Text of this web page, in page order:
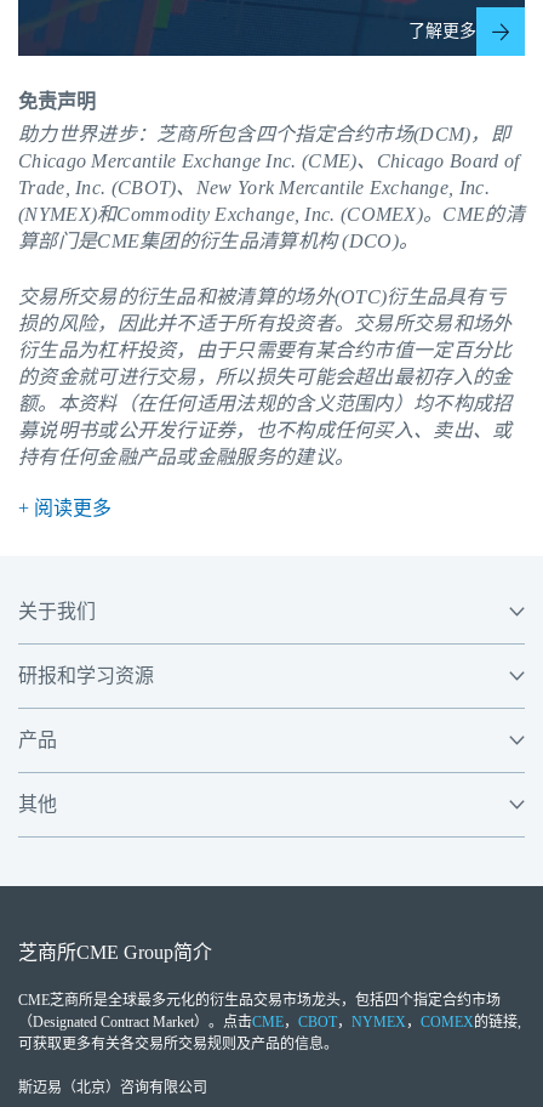
了解更多
免责声明
助力世界进步：芝商所包含四个指定合约市场(DCM)，即
Chicago Mercantile Exchange Inc. (CME)、Chicago Board of
Trade, Inc. (CBOT)、New York Mercantile Exchange, Inc.
(NYMEX)和Commodity Exchange, Inc. (COMEX)。 CME的清
算部门是CME集团的衍生品清算机构 (DCO)。
交易所交易的衍生品和被清算的场外(OTC)衍生品具有亏
损的风险，因此并不适于所有投资者。交易所交易和场外
衍生品为杠杆投资，由于只需要有某合约市值一定百分比
的资金就可进行交易，所以损失可能会超出最初存入的金
额。本资料（在任何适用法规的含义范围内）均不构成招
募说明书或公开发行证券，也不构成任何买入、卖出、或
持有任何金融产品或金融服务的建议。
+ 阅读更多
关于我们
研报和学习资源
产品
其他
芝商所CME Group简介
CME芝商所是全球最多元化的衍生品交易市场龙头，包括四个指定合约市场
（Designated Contract Market）。点击CME， CBOT， NYMEX， COMEX的链接,
可获取更多有关各交易所交易规则及产品的信息。
斯迈易（北京）咨询有限公司